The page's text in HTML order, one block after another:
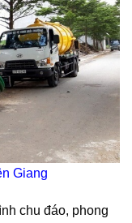
Giang
chu đáo, phong